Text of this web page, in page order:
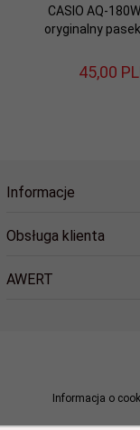
CASIO AQ-
oryginalny
45,00
Informacje
Obsługa klienta
AWERT
Informacja o